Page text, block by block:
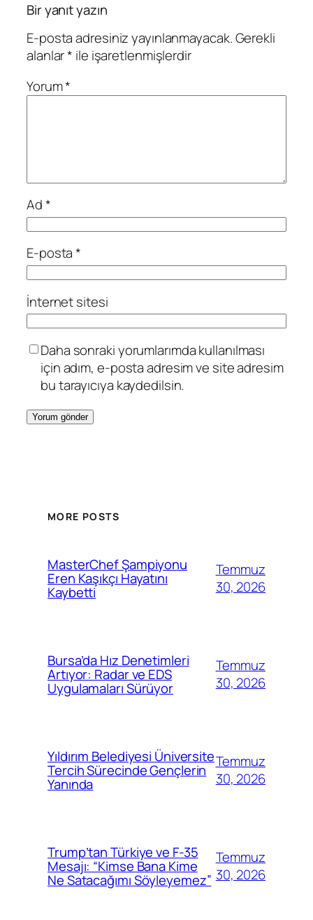
Bir yanıt yazın
E-posta adresiniz yayınlanmayacak.Gerekli
alanlar* ile işaretlenmişlerdir
Yorum*
Ad*
E-posta*
İnternet sitesi
Daha sonraki yorumlarımda kullanılması
için adım, e-posta adresim ve site adresim
bu tarayıcıya kaydedilsin.
MORE POSTS
MasterChef Şampiyonu
Eren Kaşıkçı Hayatını
Kaybetti
Temmuz
30, 2026
Bursa’da Hız Denetimleri
Artıyor: Radar ve EDS
Uygulamaları Sürüyor
Temmuz
30, 2026
Yıldırım Belediyesi Üniversite
Tercih Sürecinde Gençlerin
Yanında
Temmuz
30, 2026
Trump’tan Türkiye ve F-35
Mesajı: “Kimse Bana Kime
Ne Satacağımı Söyleyemez”
Temmuz
30, 2026